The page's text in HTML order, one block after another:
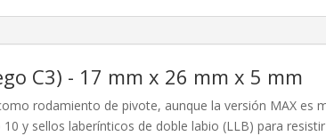
C3) - 17 mm x 26 mm x 5 mm
rodamiento de pivote, aunque la versión MAX es
y sellos laberínticos de doble labio (LLB) para